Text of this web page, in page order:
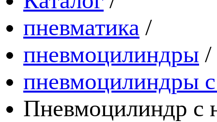
пневматика /
пневмоцилиндры /
пневмоцилиндры
Пневмоцилиндр с